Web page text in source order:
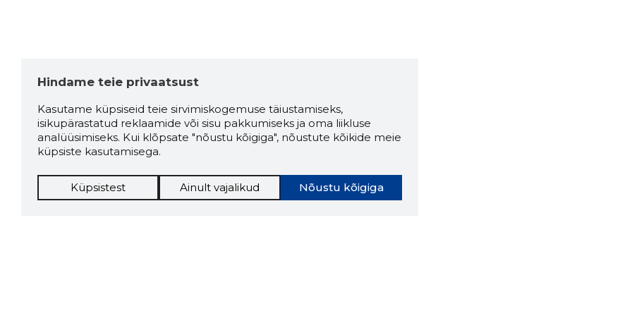
Hindame teie privaatsust
Kasutame küpsiseid teie sirvimiskogemuse täiustamiseks,
isikupärastatud reklaamide või sisu pakkumiseks ja oma liikluse
analüüsimiseks. Kui klõpsate "nõustu kõigiga", nõustute kõikide meie
küpsiste kasutamisega.
Nõustu kõigiga
Küpsistest Ainult vajalikud